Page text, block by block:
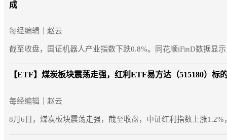
成
每经编辑｜赵云
截至收盘，国证机器人产业指数下跌0.8%。同花顺iFinD数据显
【ETF】 煤炭板块震荡走强，红利ETF易方达（515180）标
每经编辑｜赵云
8月6日，煤炭板块震荡走强，截至收盘，中证红利指数上涨